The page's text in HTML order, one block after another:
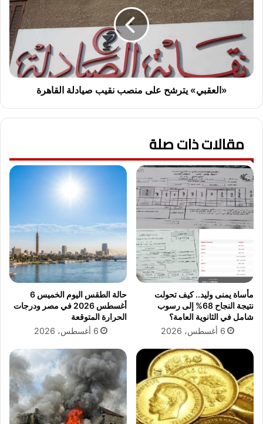
منصب
صيادلة
القاهرة
«العقبي» يترشح على منصب نقيب صيادلة القاهرة
مقالات ذات صلة
مأساة يمنى وليد.. كيف تحولت
نتيجة النجاح 68% إلى رسوب
شامل في الثانوية العامة؟
6 أغسطس، 2026
حالة الطقس اليوم الخميس 6
أغسطس 2026 في مصر ودرجات
الحرارة المتوقعة
6 أغسطس، 2026